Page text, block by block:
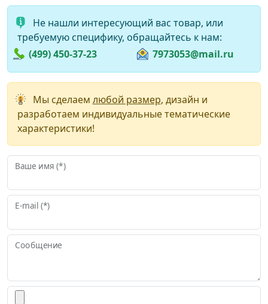
Не нашли интересующий вас товар, или
требуемую специфику, обращайтесь к нам:
(499) 450-37-23
7973053@mail.ru
Мы сделаем любой размер, дизайн и
разработаем индивидуальные тематические
характеристики!
Ваше имя (*)
E-mail (*)
Сообщение